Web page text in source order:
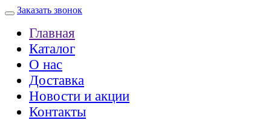
Заказать звонок
Главная
Каталог
О нас
Доставка
Новости и акции
Контакты